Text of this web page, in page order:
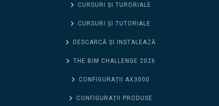
CURSURI ȘI TURORIALE
CURSURI ȘI TUTORIALE
DESCARCĂ ȘI INSTALEAZĂ
THE BIM CHALLENGE 2026
CONFIGURAȚII AX3000
CONFIGURAȚII PRODUSE